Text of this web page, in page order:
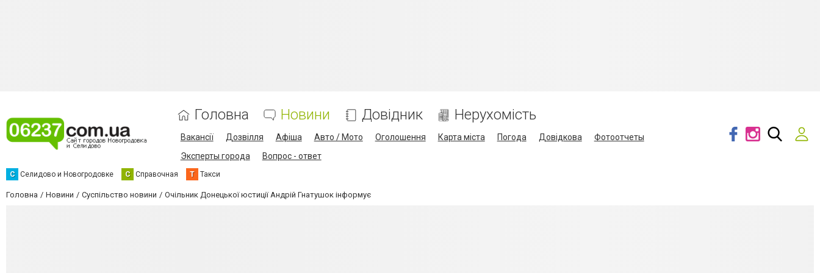
Головна Новини Довідник Нерухомість
Вакансії Дозвілля Афіша Авто / Мото Оголошення Карта міста Погода Довідкова
Фотоотчеты
Эксперты города
Вопрос - ответ
С Селидово и Новогродовке С Справочная Т Такси
Головна Новини Суспільство новини Очільник Донецької юстиції Андрій Гнатушок інформує